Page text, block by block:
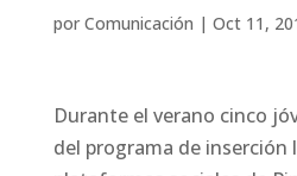
por Comunicación | Oct 11,
Durante el verano cinco
del programa de inserción